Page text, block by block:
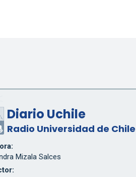
Diario Uchile
Radio Universidad de Chile
Mizala Salces